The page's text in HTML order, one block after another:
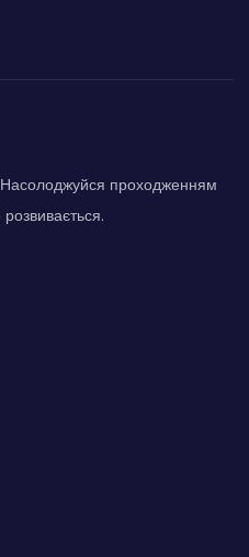
Насолоджуйся проходженням